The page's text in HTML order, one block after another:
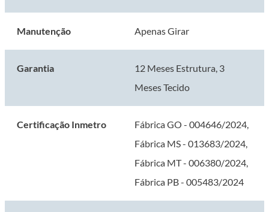
Experimente o poder revigorante de um sono de qualidade e sinta a diferença em
sua saúde, humor e produtividade diária. Para uma vida mais pró, escolha Probel.
Manutenção Apenas Girar
Garantia
12 Meses Estrutura, 3
Meses Tecido
Certificação Inmetro
Fábrica GO - 004646/2024,
Fábrica MS - 013683/2024,
Fábrica MT - 006380/2024,
Fábrica PB - 005483/2024